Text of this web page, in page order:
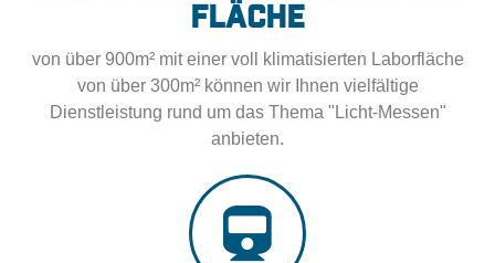
Fläche
von über 900m² mit einer voll klimatisierten Laborfläche
von über 300m² können wir Ihnen vielfältige
Dienstleistung rund um das Thema "Licht-Messen"
anbieten.